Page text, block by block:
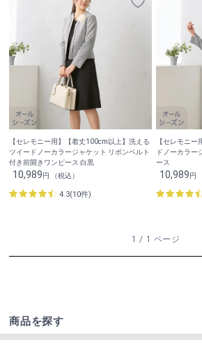
【セレモニー用】【着丈100cm以上】洗える
ツイードノーカラージャケット リボンベルト
付き前開きワンピース 白黒
10,989円 （税込）
4.3(10件)
【セレモニ
ドノーカラー
ース
10,989円
1 / 1 ページ
商品を探す